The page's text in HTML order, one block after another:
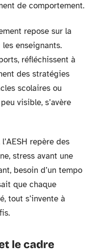
de comportement.
repose sur la
enseignants.
réfléchissent à
des stratégies
scolaires ou
visible, s’avère
repère des
stress avant une
besoin d’un tempo
que chaque
tout s’invente à
le cadre